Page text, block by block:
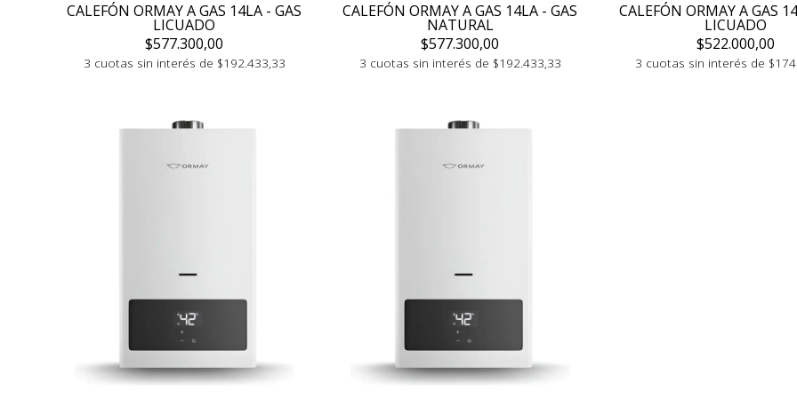
CALEFÓN ORMAY A GAS 14LA - GAS
LICUADO
$577.300,00
3 cuotas sin interés de $192.433,33
CALEFÓN ORMAY A GAS 14LA - GAS
NATURAL
$577.300,00
3 cuotas sin interés de $192.433,33
CALEFÓN ORMAY A GAS
LICUADO
$522.000,00
3 cuotas sin interés de